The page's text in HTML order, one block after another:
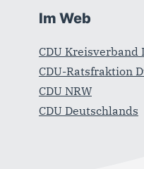
Im Web
CDU Kreisverband
CDU-Ratsfraktion
CDU NRW
CDU Deutschlands